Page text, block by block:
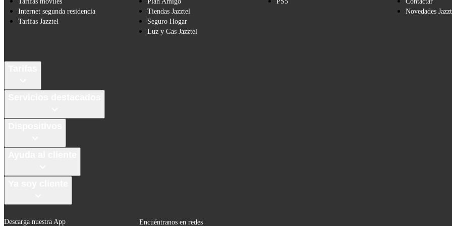
Internet segunda residencia
Tarifas Jazztel
Tiendas Jazztel
Seguro Hogar
Luz y Gas Jazztel
Novedades
Descarga nuestra App Encuéntranos en redes